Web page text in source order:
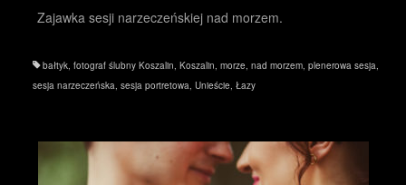
Zajawka sesji narzeczeńskiej nad morzem.
bałtyk, fotograf ślubny Koszalin, Koszalin, morze, nad morzem, plenerowa sesja,
sesja narzeczeńska, sesja portretowa, Unieście, Łazy